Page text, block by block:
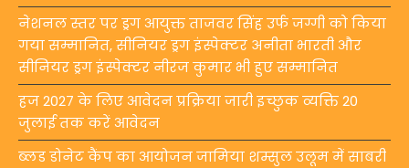
नेशनल स्तर पर ड्रग आयुक्त ताजवर सिंह उर्फ जग्गी को किया
गया सम्मानित, सीनियर ड्रग इंस्पेक्टर अनीता भारती और
सीनियर ड्रग इंस्पेक्टर नीरज कुमार भी हुए सम्मानित
हज 2027 के लिए आवेदन प्रक्रिया जारी इच्छुक व्यक्ति 20
जुलाई तक करें आवेदन
ब्लड डोनेट कैंप का आयोजन जामिया शम्सुल उलूम में साबरी